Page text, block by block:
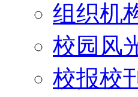
组织机
校园风
校报校